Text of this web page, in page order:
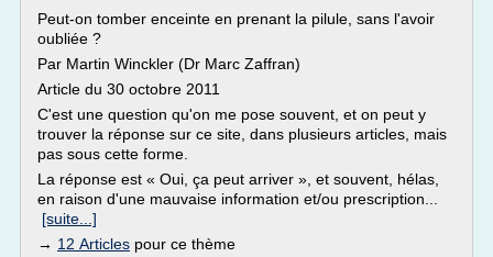
Peut-on tomber enceinte en prenant la pilule, sans l'avoir
oubliée ?
Par Martin Winckler (Dr Marc Zaffran)
Article du 30 octobre 2011
C'est une question qu'on me pose souvent, et on peut y
trouver la réponse sur ce site, dans plusieurs articles, mais
pas sous cette forme.
La réponse est « Oui, ça peut arriver », et souvent, hélas,
en raison d'une mauvaise information et/ou prescription...
[suite...]
→ 12 Articles pour ce thème